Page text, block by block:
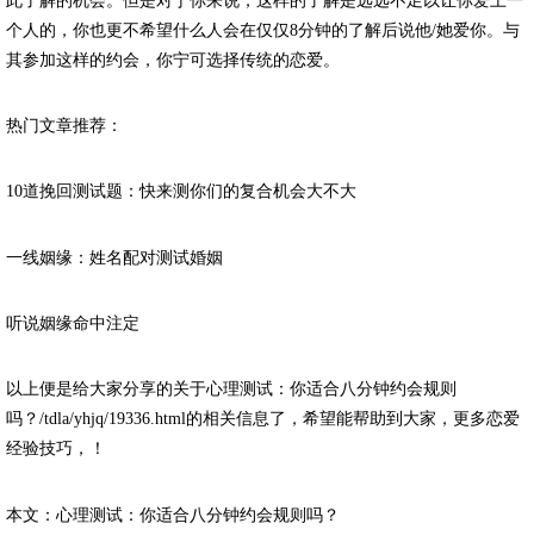
个人的，你也更不希望什么人会在仅仅8分钟的了解后说他/她爱你。与
其参加这样的约会，你宁可选择传统的恋爱。
热门文章推荐：
10道挽回测试题：快来测你们的复合机会大不大
一线姻缘：姓名配对测试婚姻
听说姻缘命中注定
以上便是给大家分享的关于心理测试：你适合八分钟约会规则
吗？/tdla/yhjq/19336.html的相关信息了，希望能帮助到大家，更多恋爱
经验技巧，！
本文：心理测试：你适合八分钟约会规则吗？